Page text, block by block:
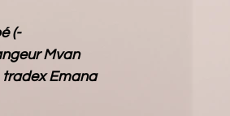
(-
Mvan
de tradex Emana